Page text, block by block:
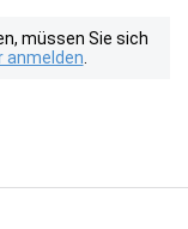
müssen Sie sich
anmelden